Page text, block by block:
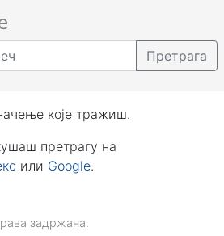
Претрага
које тражиш.
претрагу на
или Google.
задржана.